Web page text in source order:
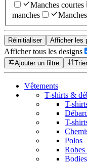
Manches courtes
manches
Réinitialiser Afficher les
Afficher tous les designs
Ajouter un filtre
Vêtements
T-shirts &
T-
T-
Polos